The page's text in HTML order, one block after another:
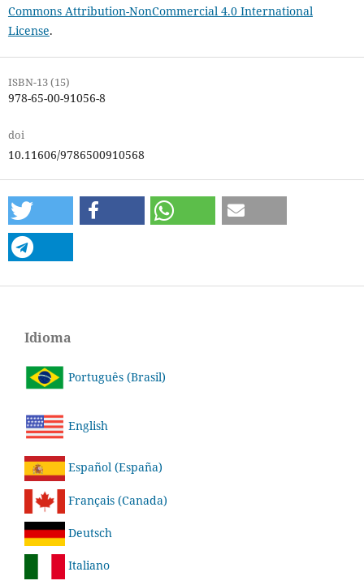
Commons Attribution-NonCommercial 4.0 International
License.
ISBN-13 (15)
978-65-00-91056-8
doi
10.11606/9786500910568
Idioma
Português (Brasil)
English
Español (España)
Français (Canada)
Deutsch
Italiano